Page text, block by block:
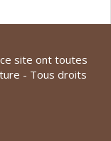
site ont toutes
- Tous droits